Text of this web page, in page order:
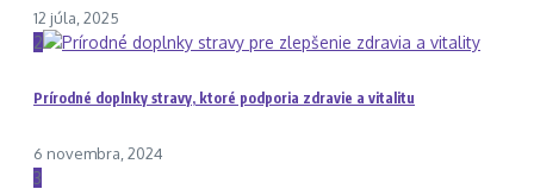
12 júla, 2025
2
Prírodné doplnky stravy, ktoré podporia zdravie a vitalitu
6 novembra, 2024
3